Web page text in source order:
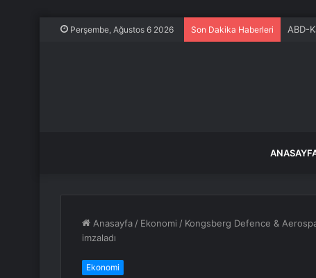
Perşembe, Ağustos 6 2026 Son Dakika Haberleri ABD-
Anasayfa / Ekonomi / Kongsberg Defence &
imzaladı
Ekonomi